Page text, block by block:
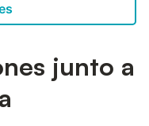
junto a